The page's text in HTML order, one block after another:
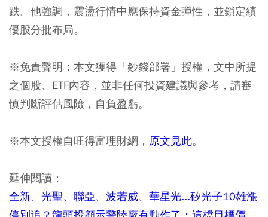
跌。他強調，震盪行情中應保持資金彈性，並鎖定績
優股分批布局。
※免責聲明：本文獲得「鈔錢部署」授權，文中所提
之個股、ETF內容，並非任何投資建議與參考，請審
慎判斷評估風險，自負盈虧。
※本文授權自旺得富理財網， 原文見此。
延伸閱讀：
全新、光聖、聯亞、波若威、華星光...矽光子10雄漲